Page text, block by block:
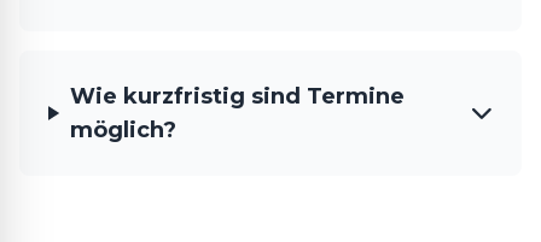
Wie kurzfristig sind Termine
möglich?